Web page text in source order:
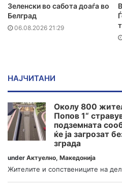
Зеленски во сабота доаѓа во
Белград
06.08.2026 21:29
НАЈЧИТАНИ
Околу 800
Попов 1“
подземната
ќе ја загрозат
зграда
under Актуелно, Македонија
Жителите и сопствениците на